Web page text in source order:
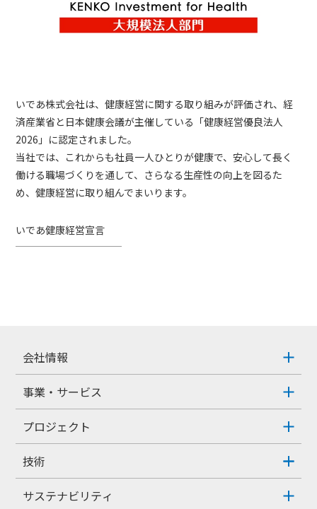
いであ株式会社は、健康経営に関する取り組みが評価され、経
済産業省と日本健康会議が主催している「健康経営優良法人
2026」に認定されました。
当社では、これからも社員一人ひとりが健康で、安心して長く
働ける職場づくりを通して、さらなる生産性の向上を図るた
め、健康経営に取り組んでまいります。
いであ健康経営宣言
会社情報
事業・サービス
プロジェクト
技術
サステナビリティ